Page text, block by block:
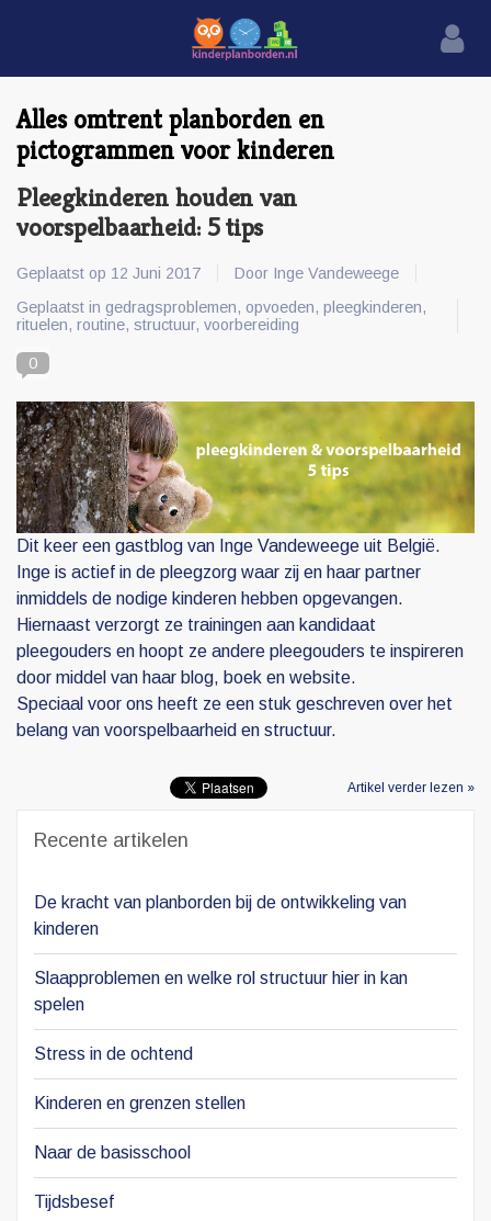
Alles omtrent planborden en
pictogrammen voor kinderen
Pleegkinderen houden van
voorspelbaarheid: 5 tips
Geplaatst op 12 Juni 2017
Door Inge Vandeweege
Geplaatst in gedragsproblemen, opvoeden, pleegkinderen,
rituelen, routine, structuur, voorbereiding
0
Dit keer een gastblog van Inge Vandeweege uit België.
Inge is actief in de pleegzorg waar zij en haar partner
inmiddels de nodige kinderen hebben opgevangen.
Hiernaast verzorgt ze trainingen aan kandidaat
pleegouders en hoopt ze andere pleegouders te inspireren
door middel van haar blog, boek en website.
Speciaal voor ons heeft ze een stuk geschreven over het
belang van voorspelbaarheid en structuur.
Artikel verder lezen »
Recente artikelen
De kracht van planborden bij de ontwikkeling van
kinderen
Slaapproblemen en welke rol structuur hier in kan
spelen
Stress in de ochtend
Kinderen en grenzen stellen
Naar de basisschool
Tijdsbesef